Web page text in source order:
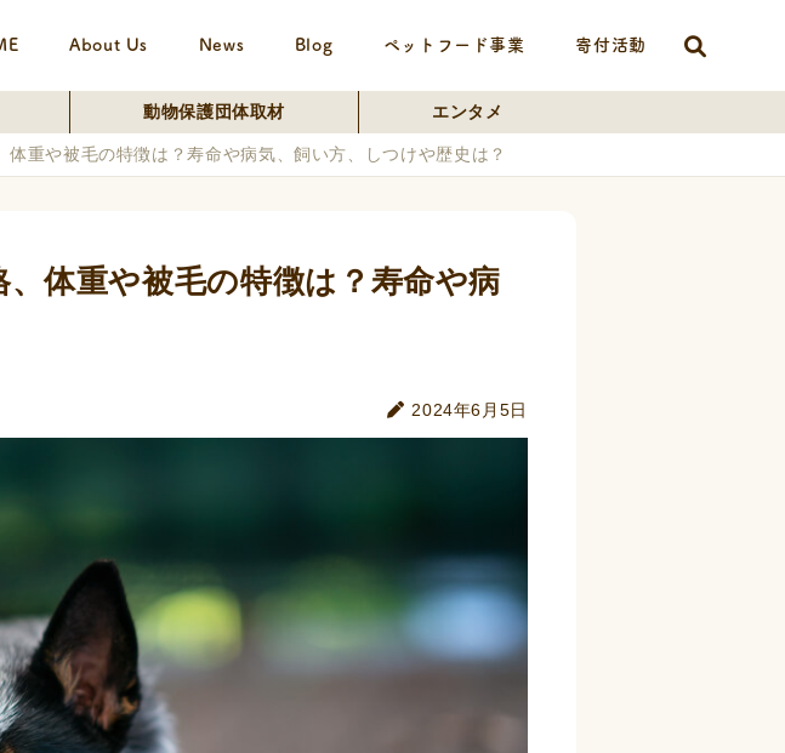
About Us News Blog ペットフード事業 寄付活動
動物保護団体取材 エンタメ
重や被毛の特徴は？寿命や病気、飼い方、しつけや歴史は？
体重や被毛の特徴は？寿命や病
2024年6月5日